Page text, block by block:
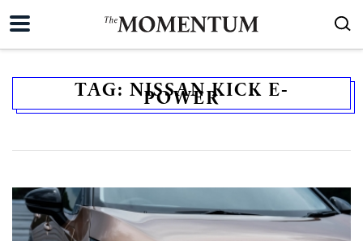
TAG: NISSAN KICK E-
POWER